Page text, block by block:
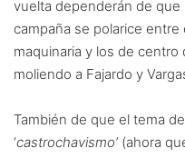
vuelta dependerán de que
campaña se polarice
maquinaria y los de
moliendo a Fajardo y
También de que el tema
‘castrochavismo’(ahora